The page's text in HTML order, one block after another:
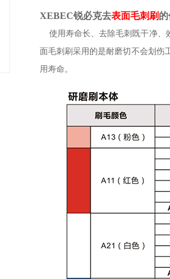
XEBEC锐必克去表面毛刺刷 的
使用寿命长、去除毛刺既干净、
面毛刺刷采用的是耐磨切不会划伤
用寿命。